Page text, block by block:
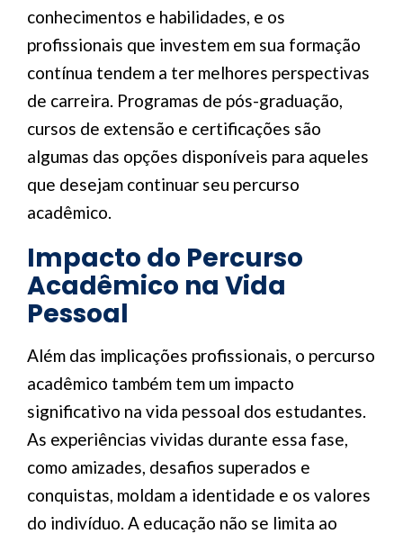
conhecimentos e habilidades, e os
profissionais que investem em sua formação
contínua tendem a ter melhores perspectivas
de carreira. Programas de pós-graduação,
cursos de extensão e certificações são
algumas das opções disponíveis para aqueles
que desejam continuar seu percurso
acadêmico.
Impacto do Percurso
Acadêmico na Vida
Pessoal
Além das implicações profissionais, o percurso
acadêmico também tem um impacto
significativo na vida pessoal dos estudantes.
As experiências vividas durante essa fase,
como amizades, desafios superados e
conquistas, moldam a identidade e os valores
do indivíduo. A educação não se limita ao